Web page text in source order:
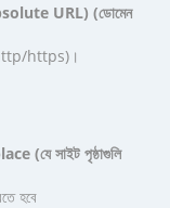
URL) (ডোমেন
(http/https)।
সাইট পৃষ্ঠাগুলি
হবে